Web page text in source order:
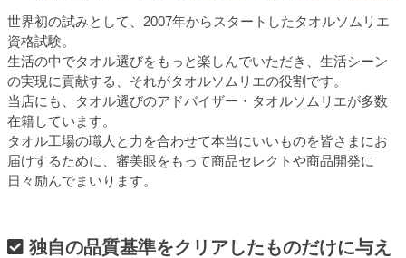
世界初の試みとして、2007年からスタートしたタオルソムリエ
資格試験。
生活の中でタオル選びをもっと楽しんでいただき、生活シーン
の実現に貢献する、それがタオルソムリエの役割です。
当店にも、タオル選びのアドバイザー・タオルソムリエが多数
在籍しています。
タオル工場の職人と力を合わせて本当にいいものを皆さまにお
届けするために、審美眼をもって商品セレクトや商品開発に
日々励んでまいります。
独自の品質基準をクリアしたものだけに与え